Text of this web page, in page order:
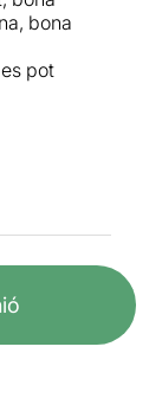
bona
pot